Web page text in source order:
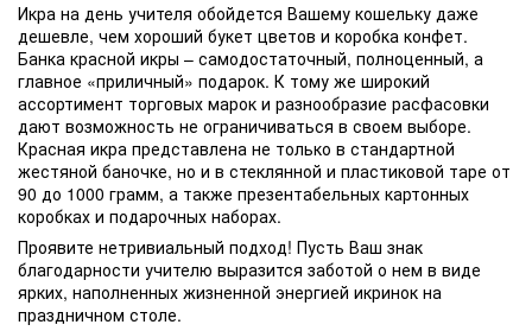
Икра на день учителя обойдется Вашему кошельку даже
дешевле, чем хороший букет цветов и коробка конфет.
Банка красной икры – самодостаточный, полноценный, а
главное «приличный» подарок. К тому же широкий
ассортимент торговых марок и разнообразие расфасовки
дают возможность не ограничиваться в своем выборе.
Красная икра представлена не только в стандартной
жестяной баночке, но и в стеклянной и пластиковой таре от
90 до 1000 грамм, а также презентабельных картонных
коробках и подарочных наборах.
Проявите нетривиальный подход! Пусть Ваш знак
благодарности учителю выразится заботой о нем в виде
ярких, наполненных жизненной энергией икринок на
праздничном столе.